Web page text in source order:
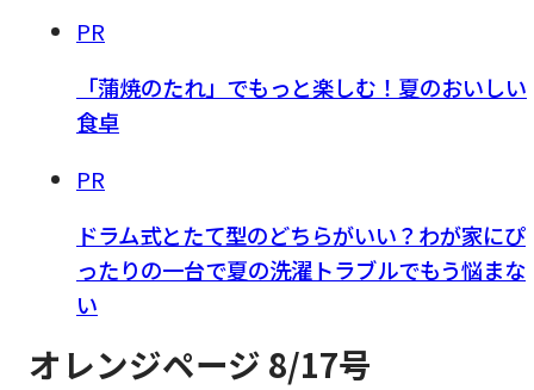
PR
「蒲焼のたれ」でもっと楽しむ！夏のおいしい
食卓
PR
ドラム式とたて型のどちらがいい？わが家にぴ
ったりの一台で夏の洗濯トラブルでもう悩まな
い
オレンジページ 8/17号